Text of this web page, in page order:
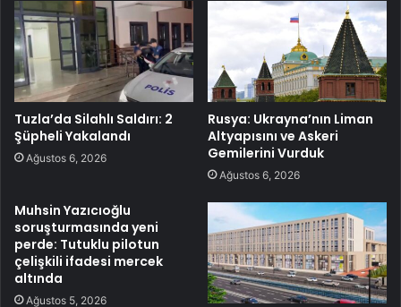
Tuzla’da Silahlı Saldırı: 2
Şüpheli Yakalandı
Ağustos 6, 2026
Rusya: Ukrayna’nın Liman
Altyapısını ve Askeri
Gemilerini Vurduk
Ağustos 6, 2026
Muhsin Yazıcıoğlu
soruşturmasında yeni
perde: Tutuklu pilotun
çelişkili ifadesi mercek
altında
Ağustos 5, 2026